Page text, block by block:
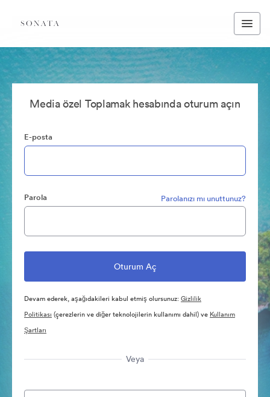
Media özel Toplamak hesabında oturum açın
E-posta
Parola Parolanızı mı unuttunuz?
Devam ederek, aşağıdakileri kabul etmiş olursunuz:Gizlilik
Politikası (çerezlerin ve diğer teknolojilerin kullanımı dahil) ve Kullanım
Şartları
Veya